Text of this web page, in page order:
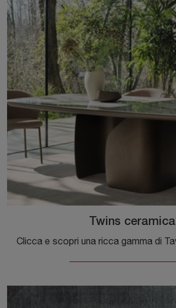
Twins ceramica